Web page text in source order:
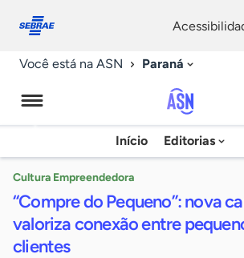
conosco
Você está na ASN Paraná
Início Editorias
Cultura Empreendedora
“Compre do Pequeno”: nova
valoriza conexão entre
clientes